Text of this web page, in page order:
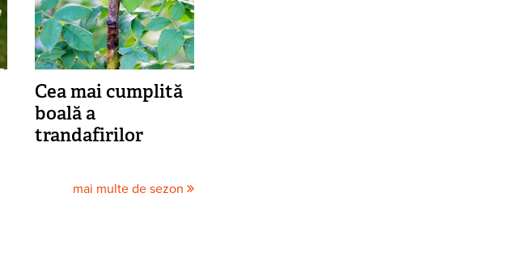
Cea mai cumplită
boală a
trandafirilor
mai multe de sezon